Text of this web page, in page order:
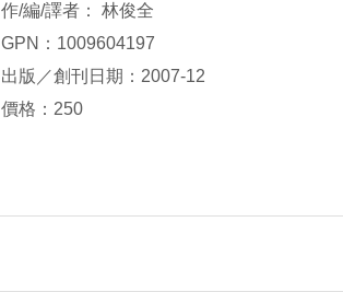
作/編/譯者： 林俊全
GPN：1009604197
出版／創刊日期：2007-12
價格：250